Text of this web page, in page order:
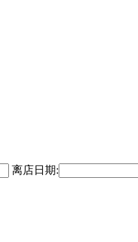
离店日期: